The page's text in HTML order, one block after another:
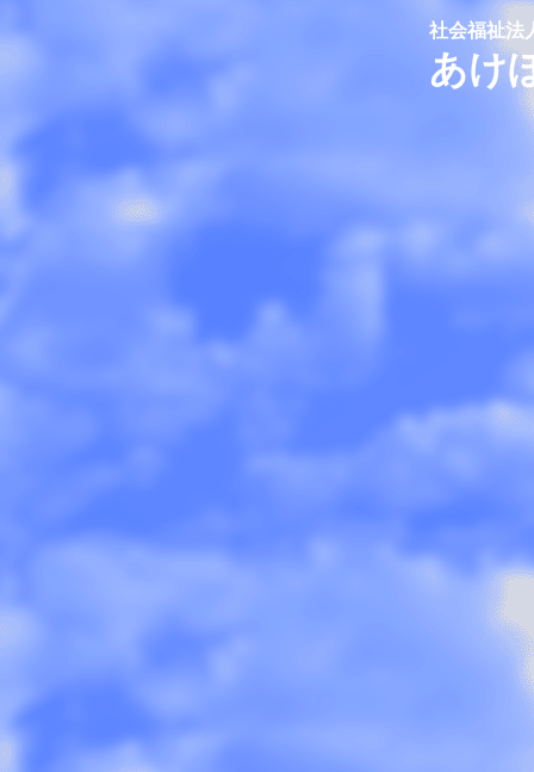
社会福祉法
あけ